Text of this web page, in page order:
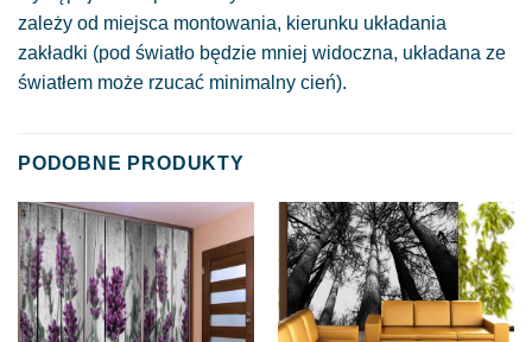
zależy od miejsca montowania, kierunku układania
zakładki (pod światło będzie mniej widoczna, układana ze
światłem może rzucać minimalny cień).
PODOBNE PRODUKTY